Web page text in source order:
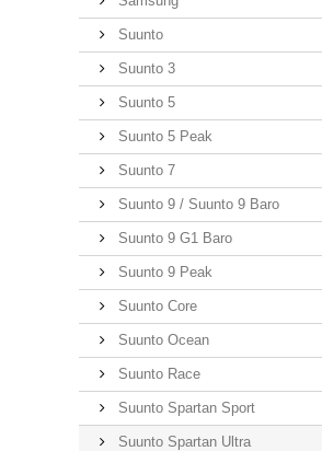
Suunto
Suunto 3
Suunto 5
Suunto 5 Peak
Suunto 7
Suunto 9 / Suunto 9 Baro
Suunto 9 G1 Baro
Suunto 9 Peak
Suunto Core
Suunto Ocean
Suunto Race
Suunto Spartan Sport
Suunto Spartan Ultra